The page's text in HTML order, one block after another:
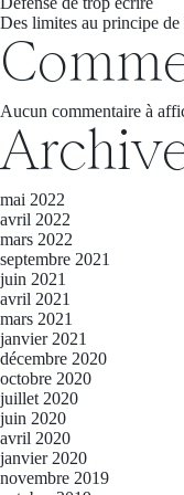
Des limites au principe de
Aucun commentaire à
mai 2022
avril 2022
mars 2022
septembre 2021
juin 2021
avril 2021
mars 2021
janvier 2021
décembre 2020
octobre 2020
juillet 2020
juin 2020
avril 2020
janvier 2020
novembre 2019